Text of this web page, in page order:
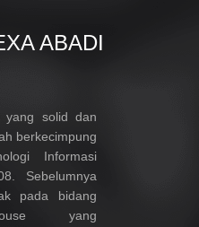
ABADI
yang solid dan
berkecimpung
Informasi
Sebelumnya
pada bidang
yang